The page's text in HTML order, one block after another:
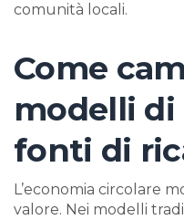
comunità locali.
Come
modelli di
fonti di
L’economia circolare
valore. Nei modelli